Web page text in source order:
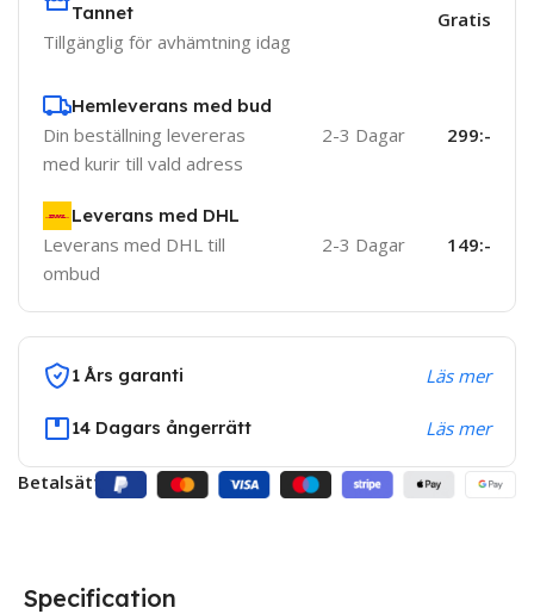
Tannet
Tillgänglig för avhämtning idag
Gratis
Hemleverans med bud
Din beställning levereras
med kurir till vald adress
2-3 Dagar 299:-
Leverans med DHL
Leverans med DHL till
ombud
2-3 Dagar 149:-
1 Års garanti Läs mer
14 Dagars ångerrätt Läs mer
Betalsätt:
Specification